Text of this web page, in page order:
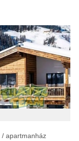
/ apartmanház